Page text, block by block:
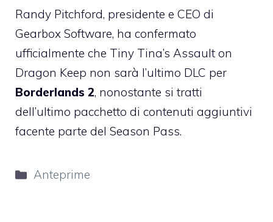
Randy Pitchford, presidente e CEO di
Gearbox Software, ha confermato
ufficialmente che Tiny Tina’s Assault on
Dragon Keep non sarà l’ultimo DLC per
Borderlands 2, nonostante si tratti
dell’ultimo pacchetto di contenuti aggiuntivi
facente parte del Season Pass.
Categorie
Anteprime